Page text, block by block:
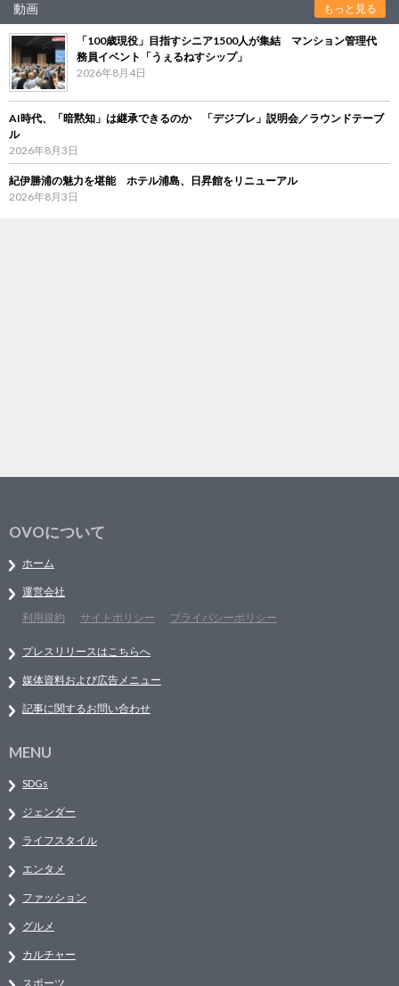
動画 もっと見る
「100歳現役」目指すシニア1500人が集結 マンション管理代
務員イベント「うぇるねすシップ」
2026年8月4日
AI時代、「暗黙知」は継承できるのか 「デジブレ」説明会／ラウンドテーブ
ル
2026年8月3日
紀伊勝浦の魅力を堪能 ホテル浦島、日昇館をリニューアル
2026年8月3日
OVOについて
ホーム
運営会社
利用規約
サイトポリシー プライバシーポリシー
プレスリリースはこちらへ
媒体資料および広告メニュー
記事に関するお問い合わせ
MENU
SDGs
ジェンダー
ライフスタイル
エンタメ
ファッション
グルメ
カルチャー
スポーツ